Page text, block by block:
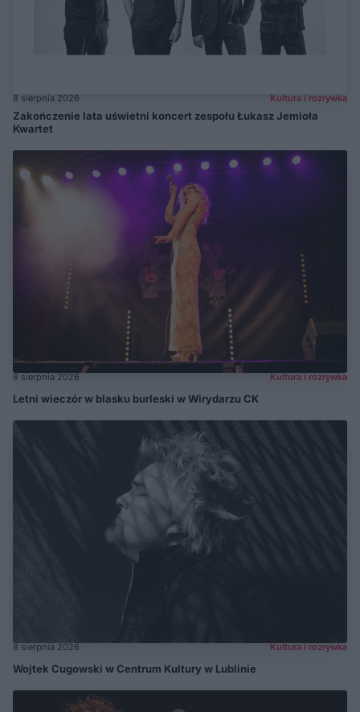
8 sierpnia 2026 Kultura i rozrywka
Zakończenie lata uświetni koncert zespołu Łukasz Jemioła
Kwartet
8 sierpnia 2026 Kultura i rozrywka
Letni wieczór w blasku burleski w Wirydarzu CK
8 sierpnia 2026 Kultura i rozrywka
Wojtek Cugowski w Centrum Kultury w Lublinie